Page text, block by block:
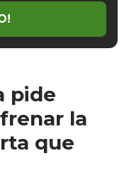
pide
la
que